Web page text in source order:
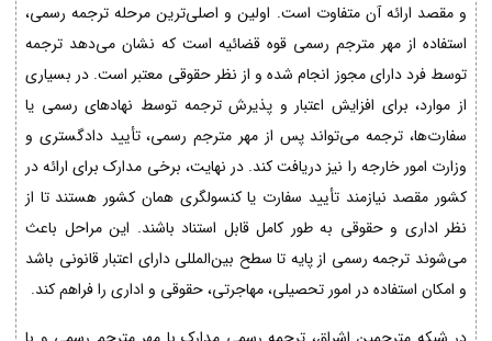
و مقصد ارائه آن متفاوت است. اولین و اصلی‌ترین مرحله ترجمه رسمی،
استفاده از مهر مترجم رسمی قوه قضائیه است که نشان می‌دهد ترجمه
توسط فرد دارای مجوز انجام شده و از نظر حقوقی معتبر است. در بسیاری
از موارد، برای افزایش اعتبار و پذیرش ترجمه توسط نهادهای رسمی یا
سفارت‌ها، ترجمه می‌تواند پس از مهر مترجم رسمی، تأیید دادگستری و
وزارت امور خارجه را نیز دریافت کند. در نهایت، برخی مدارک برای ارائه در
کشور مقصد نیازمند تأیید سفارت یا کنسولگری همان کشور هستند تا از
نظر اداری و حقوقی به طور کامل قابل استناد باشند. این مراحل باعث
می‌شوند ترجمه رسمی از پایه تا سطح بین‌المللی دارای اعتبار قانونی باشد
و امکان استفاده در امور تحصیلی، مهاجرتی، حقوقی و اداری را فراهم کند.